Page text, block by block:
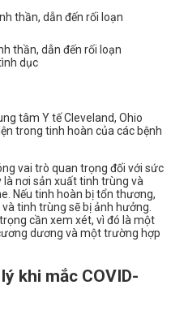
thần, dẫn đến rối loạn
dục
tâm Y tế Cleveland, Ohio
trong tinh hoàn của các bệnh
vai trò quan trọng đối với sức
là nơi sản xuất tinh trùng và
Nếu tinh hoàn bị tổn thương,
tinh trùng sẽ bị ảnh hưởng.
cần xem xét, vì đó là một
dương và một trường hợp
khi mắc COVID-